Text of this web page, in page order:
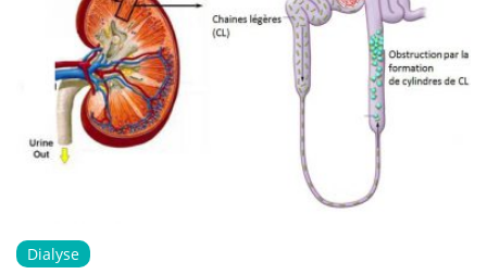
Dialyse